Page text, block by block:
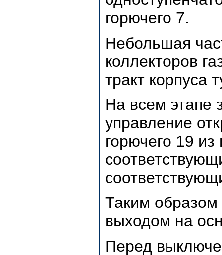
горючего 7.
Небольшая
коллекторов
тракт корпуса
На всем этапе
управление
горючего 19
Таким образом
выходом на
Перед